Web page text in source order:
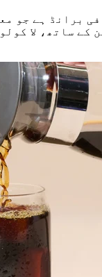
برانڈ ہے جو
کے ساتھ، لا